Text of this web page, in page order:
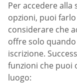
Per accedere
opzioni, puoi
considerare che
offre solo
iscrizione.
funzioni che puoi
luogo: